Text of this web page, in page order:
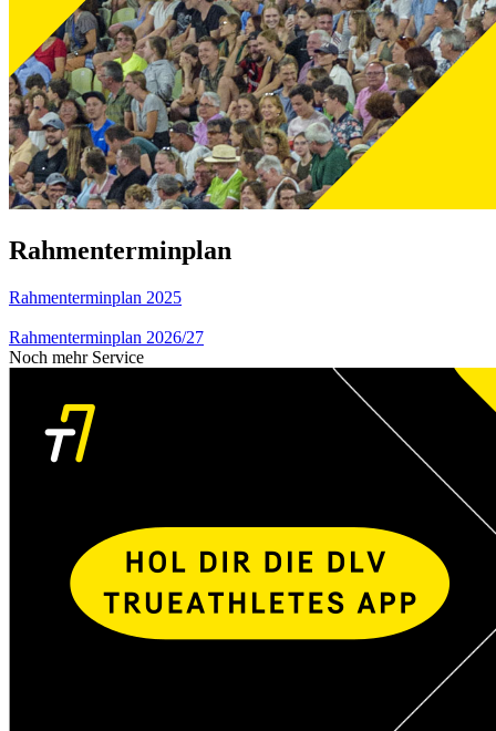
Rahmenterminplan
Rahmenterminplan 2025
Rahmenterminplan 2026/27
Noch mehr Service